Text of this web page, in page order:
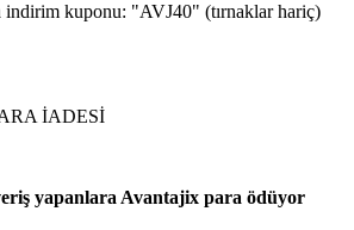
indirim kuponu: "AVJ40" (tırnaklar hariç)
İADESİ
yapanlara Avantajix para ödüyor